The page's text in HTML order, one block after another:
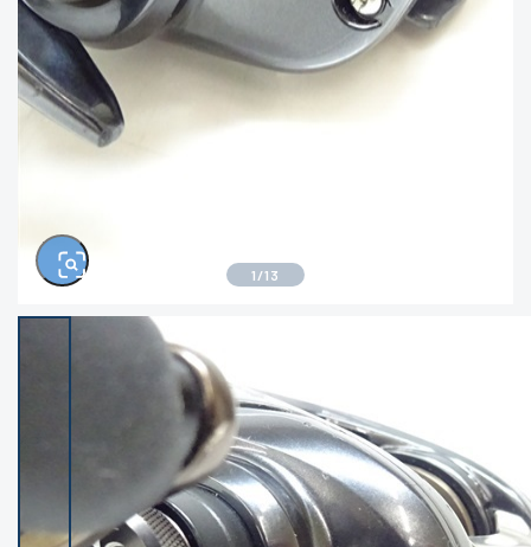
イシグロ岡崎大樹寺店
イシグロ半田店
イシグロ岡崎若松店
イシグロ沼津店
イシグロ駿東柿田川店
イシグロ豊川店
イシグロ磐田店
イシグロ富士店
イシグロ御殿場店
イシグロ伊東店
ランク表記はございません。 状態は写真にて
1 /13